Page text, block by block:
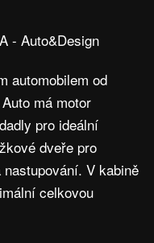
automobilem od
má motor
pro ideální
dveře pro
V kabině
celkovou